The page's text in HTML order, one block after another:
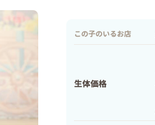
この子のいるお店
生体価格